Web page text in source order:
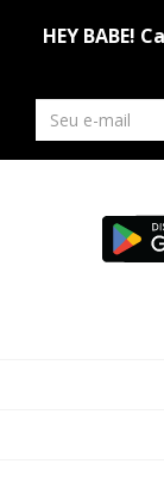
HEY BABE!
Newsletter